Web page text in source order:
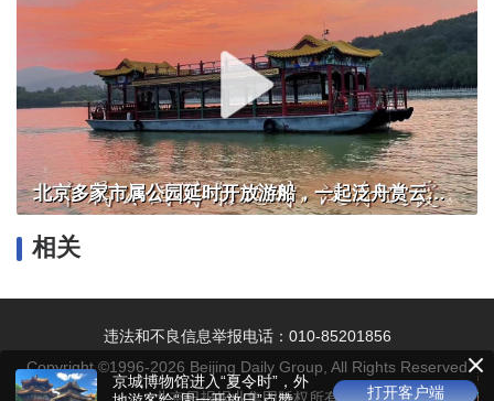
北京多家市属公园延时开放游船，一起泛舟赏云霞！
相关
违法和不良信息举报电话：010-85201856
Copyright ©1996-2026 Beijing Daily Group, All Rights Reserved
京城博物馆进入“夏令时”，外
打开客户端